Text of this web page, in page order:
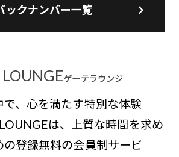
ックナンバー一覧
ゲーテラウンジ
、心を満たす特別な体験
は、上質な時間を求め
の登録無料の会員制サービ